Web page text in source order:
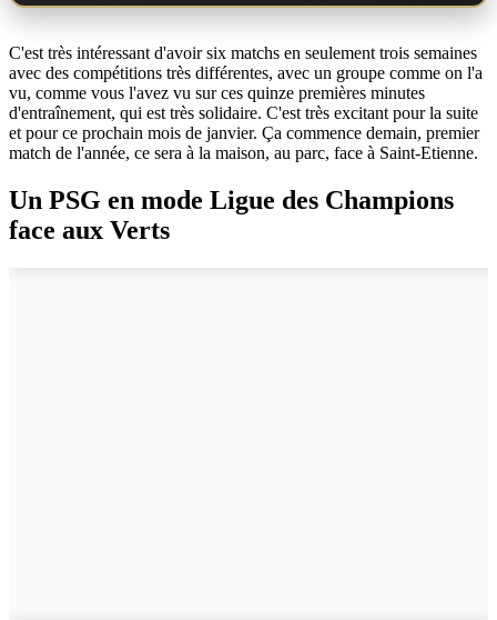
C'est très intéressant d'avoir six matchs en seulement trois semaines
avec des compétitions très différentes, avec un groupe comme on l'a
vu, comme vous l'avez vu sur ces quinze premières minutes
d'entraînement, qui est très solidaire. C'est très excitant pour la suite
et pour ce prochain mois de janvier. Ça commence demain, premier
match de l'année, ce sera à la maison, au parc, face à Saint-Etienne.
Un PSG en mode Ligue des Champions
face aux Verts